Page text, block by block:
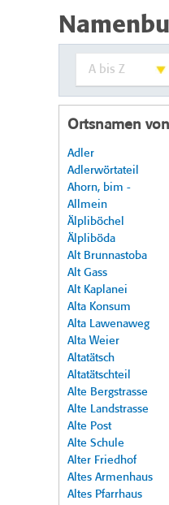
Ortsnamen
Adler
Adlerwörtateil
Ahorn, bim -
Allmein
Älpliböchel
Älpliböda
Alt Brunnastoba
Alt Gass
Alt Kaplanei
Alta Konsum
Alta Lawenaweg
Alta Weier
Altatätsch
Altatätschteil
Alte Bergstrasse
Alte Landstrasse
Alte Post
Alte Schule
Alter Friedhof
Altes Armenhaus
Altes Pfarrhaus